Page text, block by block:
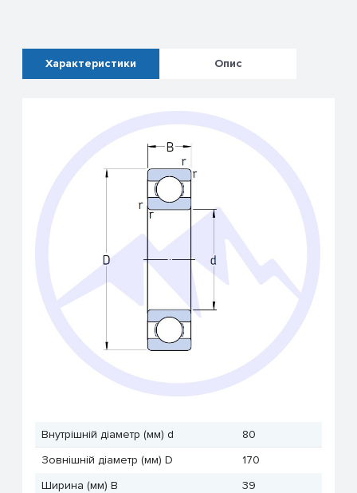
Характеристики Опис
Внутрішній діаметр (мм) d
80
Зовнішній діаметр (мм) D
170
Ширина (мм) B
39